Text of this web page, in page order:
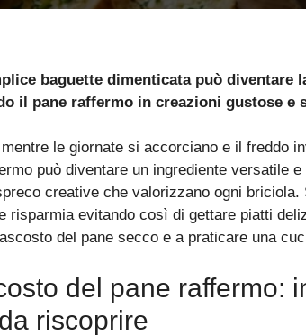
baguette dimenticata può diventare
il pane raffermo in creazioni gustose e
mentre le giornate si accorciano e il freddo
può diventare un ingrediente versatile
creative che valorizzano ogni
risparmia evitando così di gettare piatti
del pane secco e a praticare una
del pane raffermo:
riscoprire